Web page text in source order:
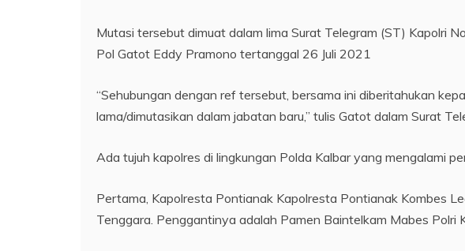
Mutasi tersebut dimuat dalam lima Surat Telegram (ST)
Pol Gatot Eddy Pramono tertanggal 26 Juli 2021
“Sehubungan dengan ref tersebut, bersama ini diberitahukan
lama/dimutasikan dalam jabatan baru,” tulis Gatot dalam Surat
Ada tujuh kapolres di lingkungan Polda Kalbar yang mengalami
Pertama, Kapolresta Pontianak Kapolresta Pontianak Kombes
Tenggara. Penggantinya adalah Pamen Baintelkam Mabes Polri